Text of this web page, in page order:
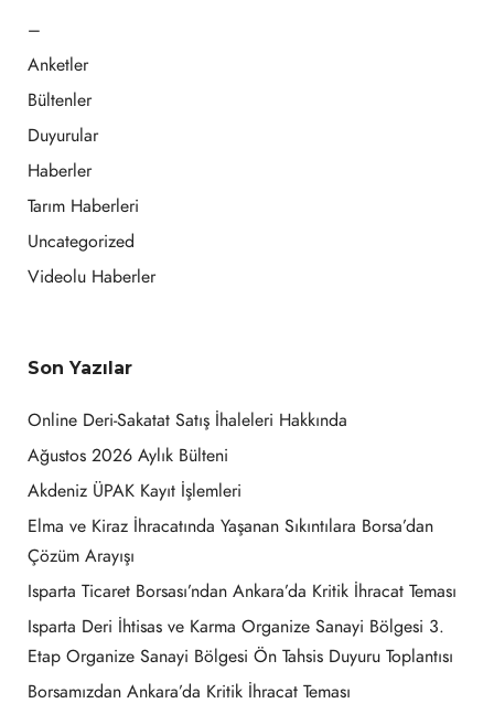
–
Anketler
Bültenler
Duyurular
Haberler
Tarım Haberleri
Uncategorized
Videolu Haberler
Son Yazılar
Online Deri-Sakatat Satış İhaleleri Hakkında
Ağustos 2026 Aylık Bülteni
Akdeniz ÜPAK Kayıt İşlemleri
Elma ve Kiraz İhracatında Yaşanan Sıkıntılara Borsa’dan
Çözüm Arayışı
Isparta Ticaret Borsası’ndan Ankara’da Kritik İhracat Teması
Isparta Deri İhtisas ve Karma Organize Sanayi Bölgesi 3.
Etap Organize Sanayi Bölgesi Ön Tahsis Duyuru Toplantısı
Borsamızdan Ankara’da Kritik İhracat Teması